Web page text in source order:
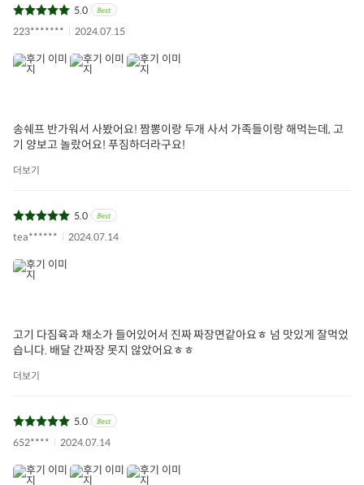
5.0
223*******
2024.07.15
송쉐프 반가워서 사봤어요! 짬뽕이랑 두개 사서 가족들이랑 해먹는데, 고
기 양보고 놀랐어요! 푸짐하더라구요!
더보기
5.0
tea******
2024.07.14
고기 다짐육과 채소가 들어있어서 진짜 짜장면같아요ㅎ 넘 맛있게 잘먹었
습니다. 배달 간짜장 못지 않았어요ㅎㅎ
더보기
5.0
652****
2024.07.14